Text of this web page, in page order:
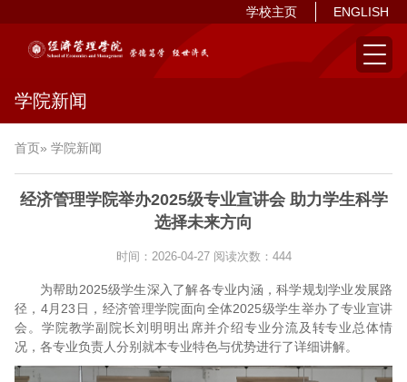
ENGLISH
学校主页
学院新闻
首页» 学院新闻
经济管理学院举办2025级专业宣讲会 助力学生科学
选择未来方向
时间：2026-04-27 阅读次数： 444
为帮助2025级学生深入了解各专业内涵，科学规划学业发展路
径，4月23日，经济管理学院面向全体2025级学生举办了专业宣讲
会。学院教学副院长刘明明出席并介绍专业分流及转专业总体情
况，各专业负责人分别就本专业特色与优势进行了详细讲解。